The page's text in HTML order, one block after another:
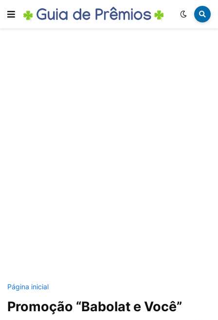
Página inicial
Promoção “Babolat e Você”